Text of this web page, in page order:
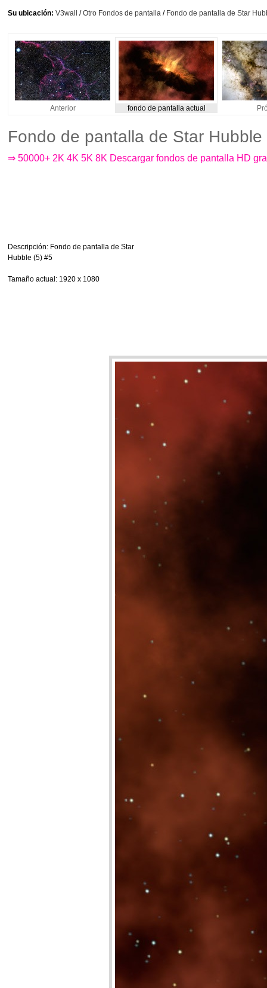
Su ubicación: V3wall /Otro Fondos de pantalla / Fondo de pantalla de Star
Anterior fondo de pantalla actual
Fondo de pantalla de Star
⇒ 50000+ 2K 4K 5K 8K Descargar fondos de pantalla HD
Descripción: Fondo de pantalla de Star
Hubble (5) #5
Tamaño actual : 1920 x 1080